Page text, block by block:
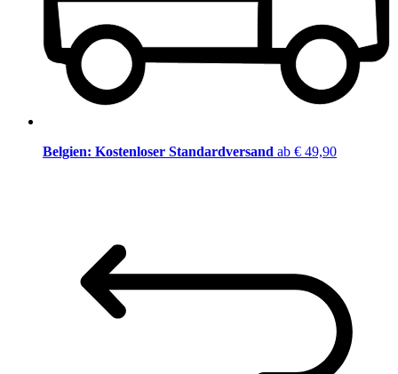
Belgien: Kostenloser Standardversand ab € 49,90